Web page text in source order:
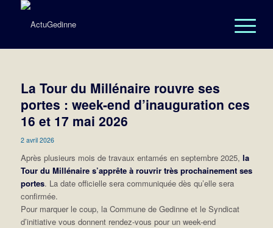
La Tour du Millénaire rouvre ses
portes : week-end d’inauguration ces
16 et 17 mai 2026
2 avril 2026
Après plusieurs mois de travaux entamés en septembre 2025, la
Tour du Millénaire s’apprête à rouvrir très prochainement ses
portes. La date officielle sera communiquée dès qu’elle sera
confirmée.
Pour marquer le coup, la Commune de Gedinne et le Syndicat
d’initiative vous donnent rendez-vous pour un week-end